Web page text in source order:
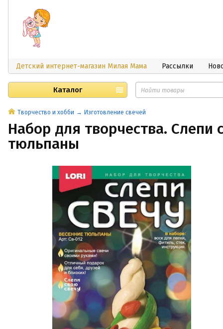
Детский интернет-магазин Милая Мама Рассылки
Каталог
Творчество и хобби Изготовление свечей
Набор для творчества. Слепи
тюльпаны